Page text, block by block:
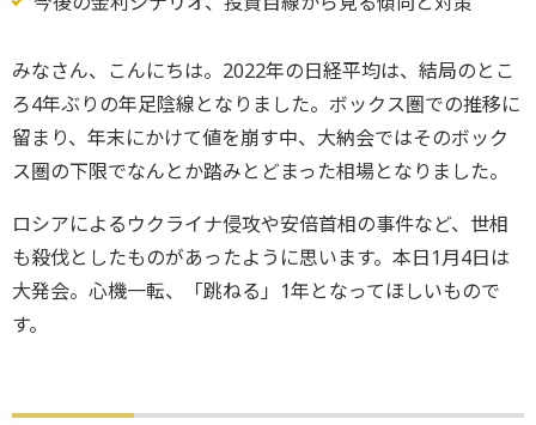
みなさん、こんにちは。2022年の日経平均は、結局のとこ
ろ4年ぶりの年足陰線となりました。ボックス圏での推移に
留まり、年末にかけて値を崩す中、大納会ではそのボック
ス圏の下限でなんとか踏みとどまった相場となりました。
ロシアによるウクライナ侵攻や安倍首相の事件など、世相
も殺伐としたものがあったように思います。本日1月4日は
大発会。心機一転、「跳ねる」1年となってほしいもので
す。